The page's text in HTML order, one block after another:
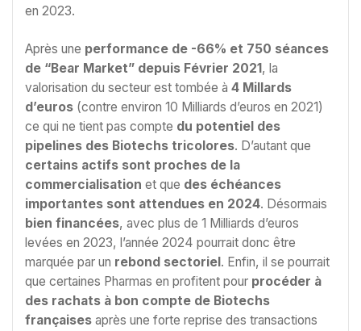
en 2023.
Après une performance de -66% et 750 séances
de “Bear Market” depuis Février 2021 , la
valorisation du secteur est tombée à 4 Millards
d’euros (contre environ 10 Milliards d’euros en 2021)
ce qui ne tient pas compte du potentiel des
pipelines des Biotechs tricolores. D’autant que
certains actifs sont proches de la
commercialisation et que des échéances
importantes sont attendues en 2024. Désormais
bien financées, avec plus de 1 Milliards d’euros
levées en 2023, l’année 2024 pourrait donc être
marquée par un rebond sectoriel . Enfin, il se pourrait
que certaines Pharmas en profitent pour procéder à
des rachats à bon compte de Biotechs
françaises après une forte reprise des transactions